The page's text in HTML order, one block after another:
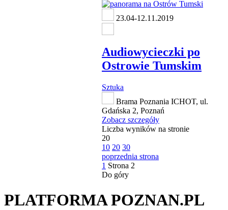
23.04-12.11.2019
Audiowycieczki po
Ostrowie Tumskim
Sztuka
Brama Poznania ICHOT, ul.
Gdańska 2, Poznań
Zobacz szczegóły
Liczba wyników na stronie
20
10 20 30
poprzednia strona
1 Strona 2
Do góry
PLATFORMA POZNAN.PL